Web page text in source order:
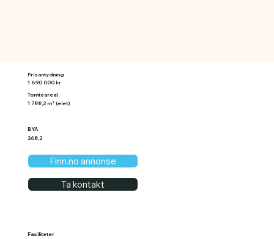
Prisantydning
1 690 000 kr
Tomteareal
1 788,2 m² (eiet)
BYA
268,2
Finn.no annonse
Ta kontakt
Fasiliteter